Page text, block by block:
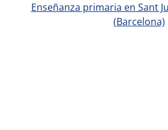
Enseñanza primaria en Sant
(Barcelona)